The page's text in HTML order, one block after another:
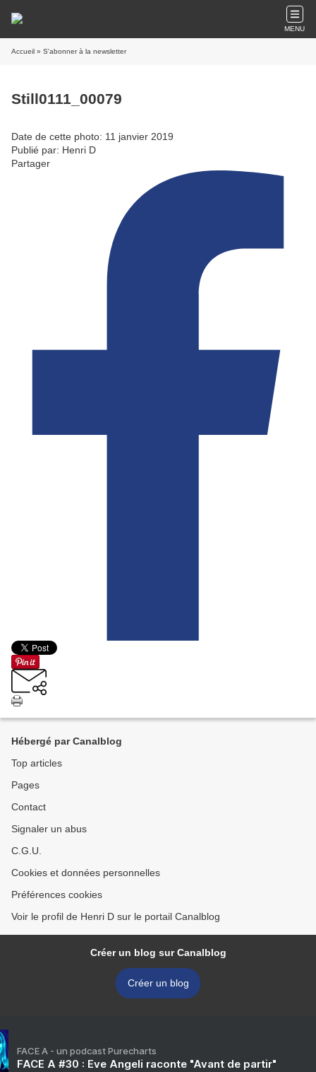
MENU
Accueil » S'abonner à la newsletter
Still0111_00079
Date de cette photo: 11 janvier 2019
Publié par: Henri D
Partager
Hébergé par Canalblog
Top articles
Pages
Contact
Signaler un abus
C.G.U.
Cookies et données personnelles
Préférences cookies
Voir le profil de Henri D sur le portail Canalblog
Créer un blog sur Canalblog
Créer un blog
FACE A - un podcast Purecharts
FACE A #30 : Eve Angeli raconte "Avant de partir"